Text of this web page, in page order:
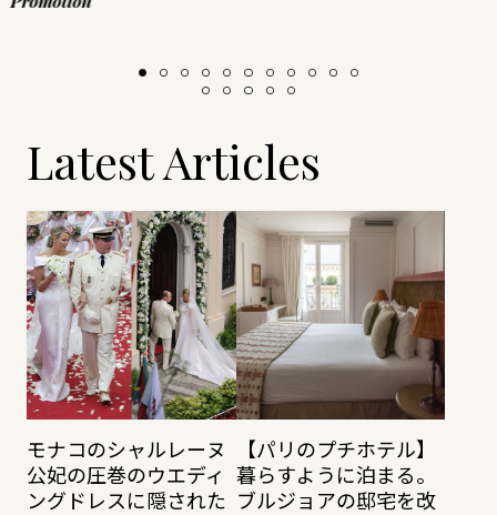
Latest Articles
モナコのシャルレーヌ
公妃の圧巻のウエディ
ングドレスに隠された
【パリのプチホテル】
暮らすように泊まる。
ブルジョアの邸宅を改